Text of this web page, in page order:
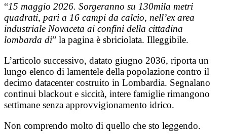
“15 maggio 2026. Sorgeranno su 130mila metri
quadrati, pari a 16 campi da calcio, nell’ex area
industriale Novaceta ai confini della cittadina
lombarda di” la pagina è sbriciolata. Illeggibile.
L’articolo successivo, datato giugno 2036, riporta un
lungo elenco di lamentele della popolazione contro il
decimo datacenter costruito in Lombardia. Segnalano
continui blackout e siccità, intere famiglie rimangono
settimane senza approvvigionamento idrico.
Non comprendo molto di quello che sto leggendo.